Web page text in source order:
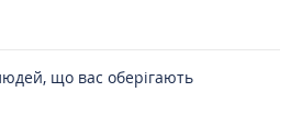
людей, що вас оберігають